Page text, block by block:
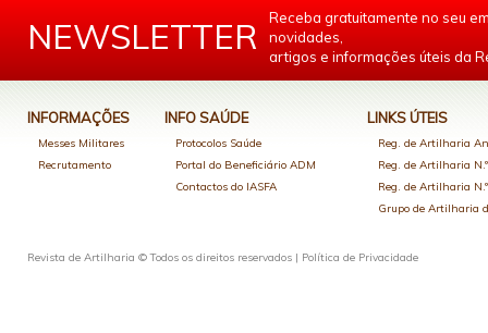
NEWSLETTER
Receba gratuitamente no seu
novidades,
artigos e informações úteis da
INFORMAÇÕES
Messes Militares
Recrutamento
INFO SAÚDE
Protocolos Saúde
Portal do Beneficiário ADM
Contactos do IASFA
LINKS ÚTEIS
Reg. de Artilharia
Reg. de Artilharia
Reg. de Artilharia
Grupo de Artilharia
Revista de Artilharia © Todos os direitos reservados | Política de Privacidade